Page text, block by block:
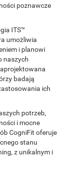
poznawcze
ITS™
umożliwia
i planowi
naszych
badają
ich
potrzeb,
i mocne
CogniFit oferuje
stanu
z unikalnym i